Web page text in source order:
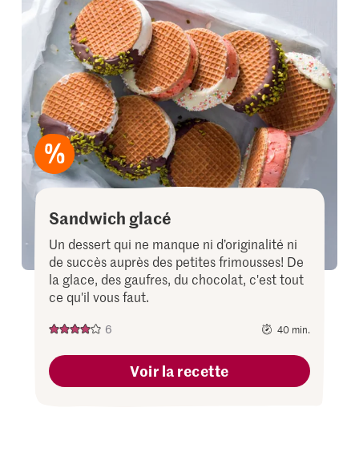
to
your
Sandwich glacé
Un dessert qui ne manque ni d’originalité ni
de succès auprès des petites frimousses! De
la glace, des gaufres, du chocolat, c'est tout
ce qu'il vous faut.
6 40 min.
Voir la recette